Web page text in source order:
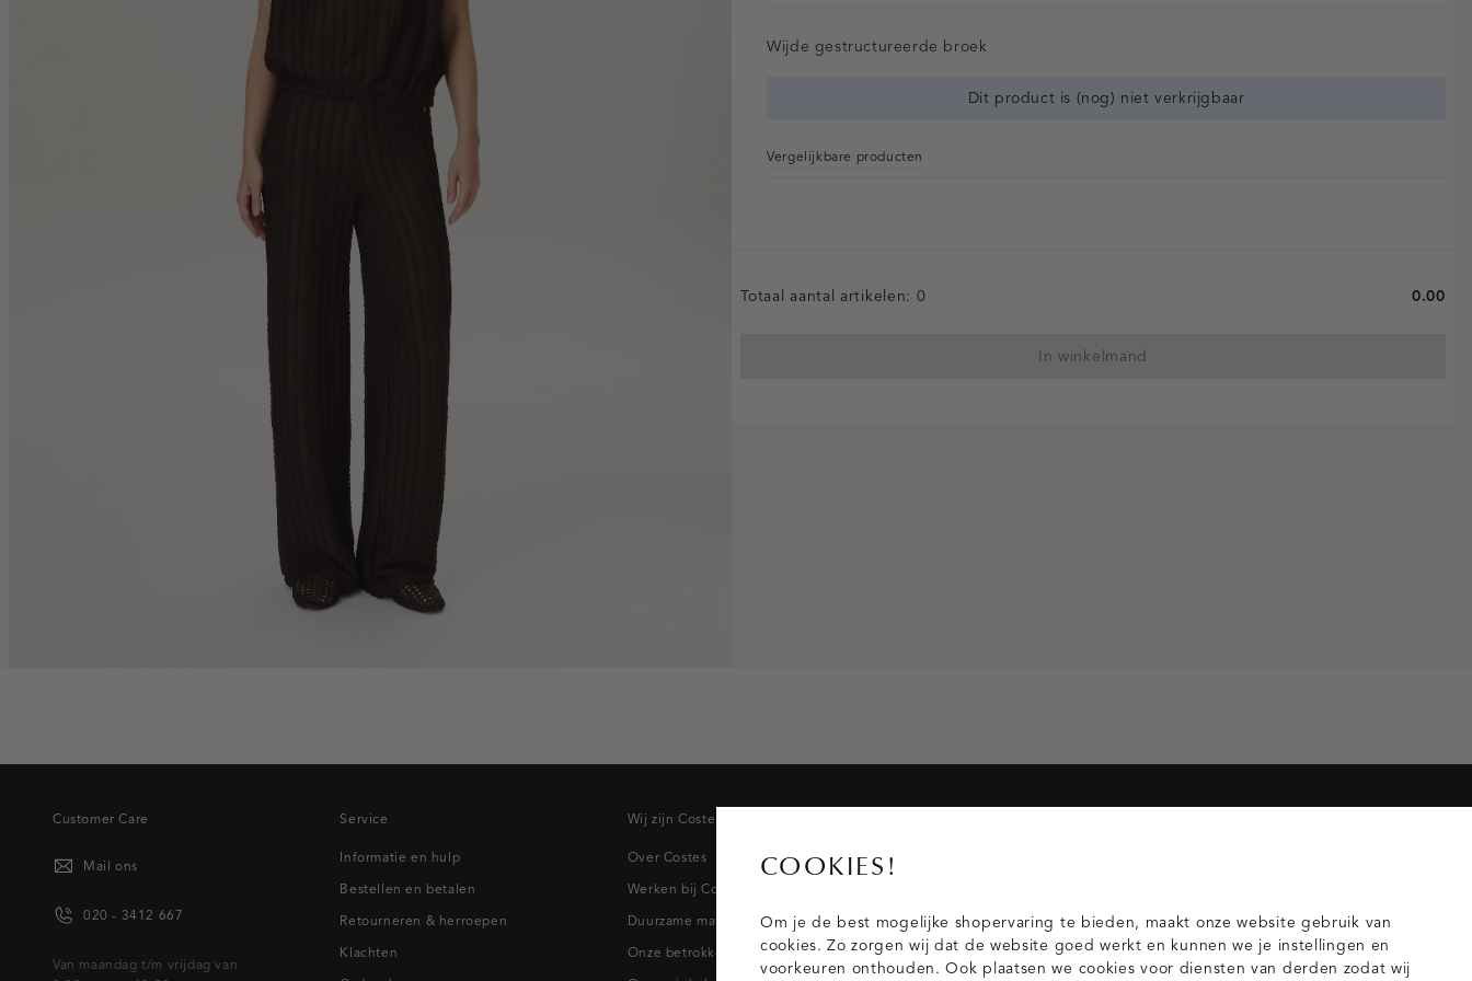
Wijde gestructureerde broek
Dit product is (nog) niet verkrijgbaar
Vergelijkbare producten
Totaal aantal artikelen: 0 0.00
In winkelmand
Customer Care
Mail ons
020 - 3412 667
Van maandag t/m vrijdag van
Service
Informatie en hulp
Bestellen en betalen
Retourneren & herroepen
Klachten
Wij zijn Costes
Over Costes
Werken bij Costes
Duurzame materialen
Onze betrokkenheid
Blazers & gilets
Blouses
COOKIES!
Om je de best mogelijke shopervaring te bieden, maakt onze website gebruik van
cookies. Zo zorgen wij dat de website goed werkt en kunnen we je instellingen en
voorkeuren onthouden. Ook plaatsen we cookies voor diensten van derden zodat wij